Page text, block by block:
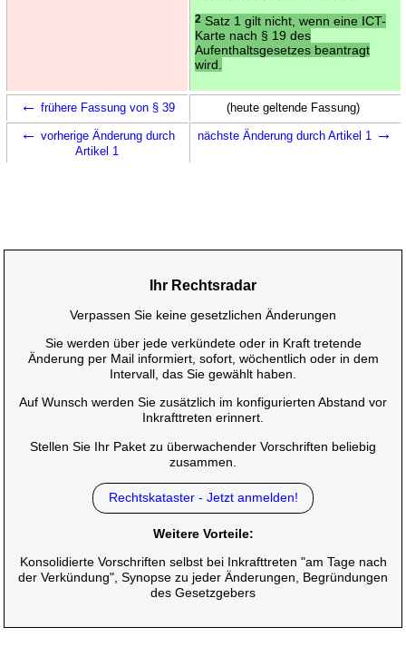
2Satz 1 gilt nicht, wenn eine ICT-
Karte nach § 19 des
Aufenthaltsgesetzes beantragt
wird.
← frühere Fassung von § 39 (heute geltende Fassung)
← vorherige Änderung durch
Artikel 1
nächste Änderung durch Artikel 1 →
Ihr Rechtsradar
Verpassen Sie keine gesetzlichen Änderungen
Sie werden über jede verkündete oder in Kraft tretende
Änderung per Mail informiert, sofort, wöchentlich oder in dem
Intervall, das Sie gewählt haben.
Auf Wunsch werden Sie zusätzlich im konfigurierten Abstand vor
Inkrafttreten erinnert.
Stellen Sie Ihr Paket zu überwachender Vorschriften beliebig
zusammen.
Rechtskataster - Jetzt anmelden!
Weitere Vorteile:
Konsolidierte Vorschriften selbst bei Inkrafttreten "am Tage nach
der Verkündung", Synopse zu jeder Änderungen, Begründungen
des Gesetzgebers